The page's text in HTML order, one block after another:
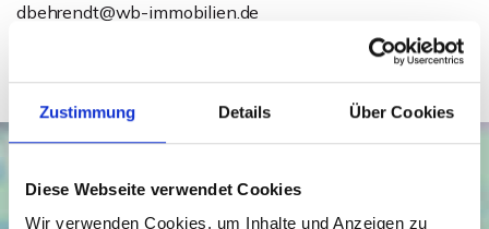
Zustimmung Details Über Cookies
Diese Webseite verwendet Cookies
Wir verwenden Cookies, um Inhalte und Anzeigen zu
dbehrendt@wb-immobilien.de